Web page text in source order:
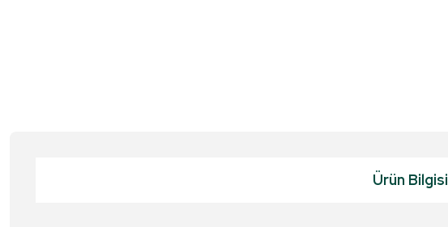
Ürün Bilgisi